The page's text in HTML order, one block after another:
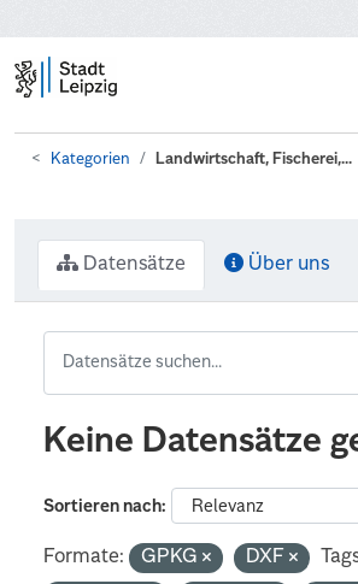
Kategorien Landwirtschaft, Fischerei,...
Datensätze Über uns
Keine Datensätze
Sortieren nach
Formate: GPKG DXF